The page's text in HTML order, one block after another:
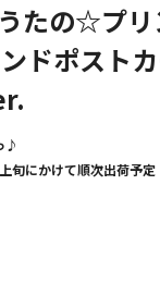
うたの☆プ
ドポスト
♪
旬にかけて順次出荷予定